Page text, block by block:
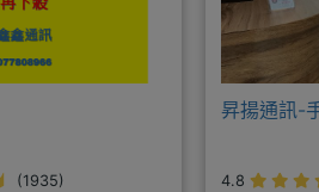
(1935)
昇揚通訊-
4.8